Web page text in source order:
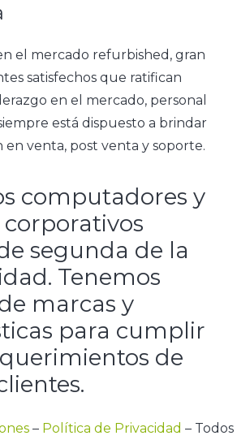
el mercado refurbished, gran
satisfechos que ratifican
en el mercado, personal
está dispuesto a brindar
en venta, post venta y soporte.
computadores y
segunda de la
Tenemos
marcas y
para cumplir
de
– Política de Privacidad – Todos